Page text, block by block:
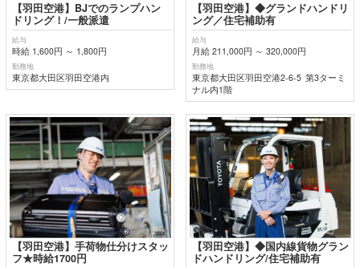
【羽田空港】BJでのランプハン
ドリング！/一般派遣
給与
時給 1,600円 ～ 1,800円
勤務地
東京都大田区羽田空港内
【羽田空港】◆グランドハンドリ
ング／住宅補助有
給与
月給 211,000円 ～ 320,000円
勤務地
東京都大田区羽田空港2-6-5 第3ターミ
ナル内1階
【羽田空港】手荷物仕分けスタッ
フ★時給1700円
【羽田空港】◆国内線貨物グラン
ドハンドリング/住宅補助有